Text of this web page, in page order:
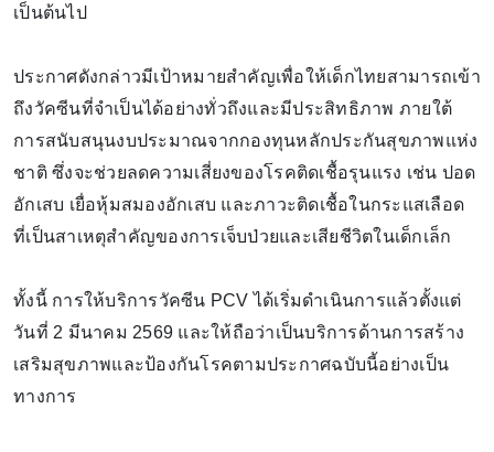
เป็นต้นไป
ประกาศดังกล่าวมีเป้าหมายสำคัญเพื่อให้เด็กไทยสามารถเข้า
ถึงวัคซีนที่จำเป็นได้อย่างทั่วถึงและมีประสิทธิภาพ ภายใต้
การสนับสนุนงบประมาณจากกองทุนหลักประกันสุขภาพแห่ง
ชาติ ซึ่งจะช่วยลดความเสี่ยงของโรคติดเชื้อรุนแรง เช่น ปอด
อักเสบ เยื่อหุ้มสมองอักเสบ และภาวะติดเชื้อในกระแสเลือด
ที่เป็นสาเหตุสำคัญของการเจ็บป่วยและเสียชีวิตในเด็กเล็ก
ทั้งนี้ การให้บริการวัคซีน PCV ได้เริ่มดำเนินการแล้วตั้งแต่
วันที่ 2 มีนาคม 2569 และให้ถือว่าเป็นบริการด้านการสร้าง
เสริมสุขภาพและป้องกันโรคตามประกาศฉบับนี้อย่างเป็น
ทางการ